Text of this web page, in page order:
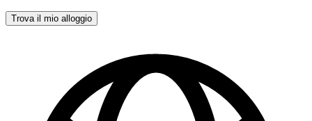
Trova il mio alloggio